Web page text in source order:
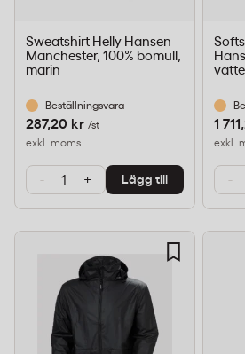
Sweatshirt Helly Hansen
Manchester, 100% bomull,
marin
Beställningsvara
287,20 kr /st
exkl. moms
- + Lägg till
1
exkl.
-